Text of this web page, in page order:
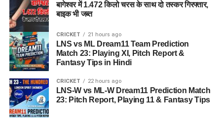
बागेश्वर में 1.472 किलो चरस के साथ दो तस्कर गिरफ्तार,
बाइक भी जब्त
CRICKET 21 hours ago
LNS vs ML Dream11 Team Prediction
Match 23: Playing XI, Pitch Report &
Fantasy Tips in Hindi
CRICKET 22 hours ago
LNS-W vs ML-W Dream11 Prediction Match
23: Pitch Report, Playing 11 & Fantasy Tips